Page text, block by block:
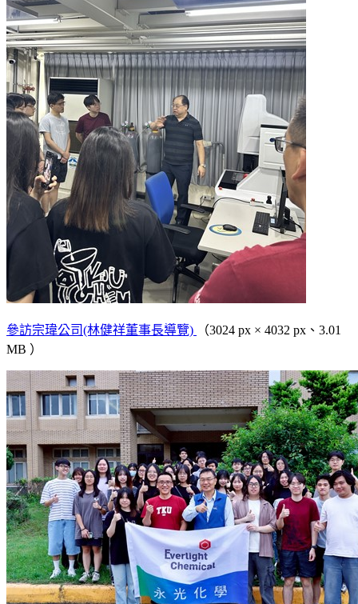
參訪宗瑋公司(林健祥董事長導覽)
（3024 px × 4032 px、3.01
MB ）